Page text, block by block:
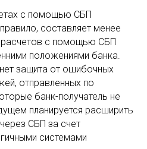
с помощью СБП
составляет менее
с помощью СБП
положениями банка.
защита от ошибочных
отправленных по
банк-получатель не
планируется расширить
СБП за счет
системами